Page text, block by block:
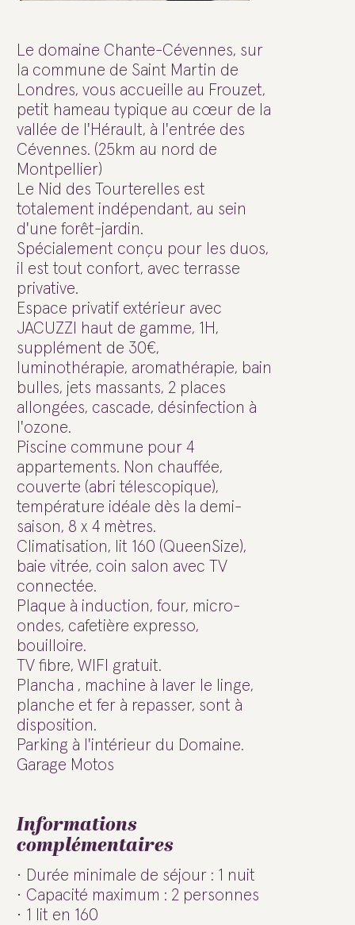
Le domaine Chante-Cévennes, sur
la commune de Saint Martin de
Londres, vous accueille au Frouzet,
petit hameau typique au cœur de la
vallée de l'Hérault, à l'entrée des
Cévennes. (25km au nord de
Montpellier)
Le Nid des Tourterelles est
totalement indépendant, au sein
d'une forêt-jardin.
Spécialement conçu pour les duos,
il est tout confort, avec terrasse
privative.
Espace privatif extérieur avec
JACUZZI haut de gamme, 1H,
supplément de 30€,
luminothérapie, aromathérapie, bain
bulles, jets massants, 2 places
allongées, cascade, désinfection à
l'ozone.
Piscine commune pour 4
appartements. Non chauffée,
couverte (abri télescopique),
température idéale dès la demi-
saison, 8 x 4 mètres.
Climatisation, lit 160 (QueenSize),
baie vitrée, coin salon avec TV
connectée.
Plaque à induction, four, micro-
ondes, cafetière expresso,
bouilloire.
TV fibre, WIFI gratuit.
Plancha , machine à laver le linge,
planche et fer à repasser, sont à
disposition.
Parking à l'intérieur du Domaine.
Garage Motos
Informations
complémentaires
Durée minimale de séjour : 1 nuit
Capacité maximum : 2 personnes
1 lit en 160